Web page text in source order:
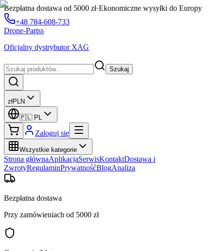
Bezpłatna dostawa od 5000 zł·Ekonomiczne wysyłki do Europy
+48 784-608-733
Drone-Partss
Oficjalny dystrybutor XAG
Szukaj
złPLN
🇵🇱 PL
Zaloguj się
Wszystkie kategorie
Strona głównaAplikacjaSerwisKontaktDostawa i
ZwrotyRegulaminPrywatnośćBlogAnaliza
Bezpłatna dostawa
Przy zamówieniach od 5000 zł